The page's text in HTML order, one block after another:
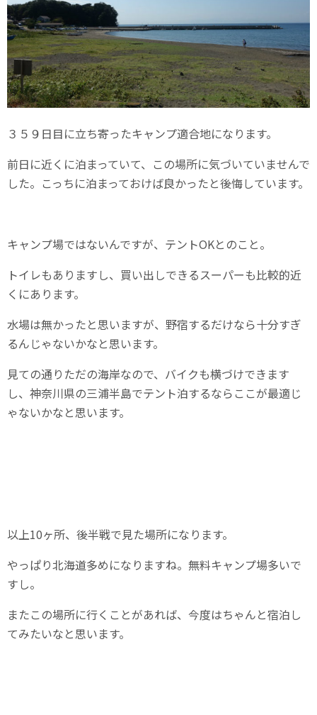
３５９日目に立ち寄ったキャンプ適合地になります。
前日に近くに泊まっていて、この場所に気づいていませんで
した。こっちに泊まっておけば良かったと後悔しています。
キャンプ場ではないんですが、テントOKとのこと。
トイレもありますし、買い出しできるスーパーも比較的近
くにあります。
水場は無かったと思いますが、野宿するだけなら十分すぎ
るんじゃないかなと思います。
見ての通りただの海岸なので、バイクも横づけできます
し、神奈川県の三浦半島でテント泊するならここが最適じ
ゃないかなと思います。
以上10ヶ所、後半戦で見た場所になります。
やっぱり北海道多めになりますね。無料キャンプ場多いで
すし。
またこの場所に行くことがあれば、今度はちゃんと宿泊し
てみたいなと思います。